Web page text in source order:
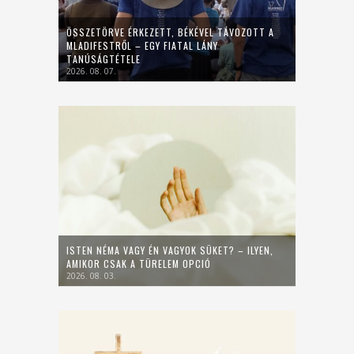
ÖSSZETÖRVE ÉRKEZETT, BÉKÉVEL TÁVOZOTT A
MLADIFESTRŐL – EGY FIATAL LÁNY
TANÚSÁGTÉTELE
2026. 08. 07.
ISTEN NÉMA VAGY ÉN VAGYOK SÜKET? – ILYEN,
AMIKOR CSAK A TÜRELEM OPCIÓ
2026. 08. 03.